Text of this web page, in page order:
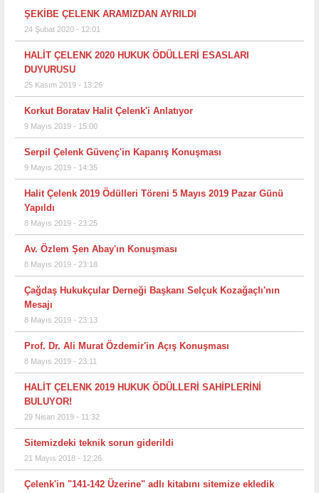
ŞEKİBE ÇELENK ARAMIZDAN AYRILDI
24 Şubat 2020 - 12:01
HALİT ÇELENK 2020 HUKUK ÖDÜLLERİ ESASLARI
DUYURUSU
25 Kasım 2019 - 13:26
Korkut Boratav Halit Çelenk'i Anlatıyor
9 Mayıs 2019 - 15:00
Serpil Çelenk Güvenç'in Kapanış Konuşması
9 Mayıs 2019 - 14:35
Halit Çelenk 2019 Ödülleri Töreni 5 Mayıs 2019 Pazar Günü
Yapıldı
8 Mayıs 2019 - 23:25
Av. Özlem Şen Abay'ın Konuşması
8 Mayıs 2019 - 23:18
Çağdaş Hukukçular Derneği Başkanı Selçuk Kozağaçlı'nın
Mesajı
8 Mayıs 2019 - 23:13
Prof. Dr. Ali Murat Özdemir'in Açış Konuşması
8 Mayıs 2019 - 23:11
HALİT ÇELENK 2019 HUKUK ÖDÜLLERİ SAHİPLERİNİ
BULUYOR!
29 Nisan 2019 - 11:32
Sitemizdeki teknik sorun giderildi
21 Mayıs 2018 - 12:26
Çelenk'in "141-142 Üzerine" adlı kitabını sitemize ekledik